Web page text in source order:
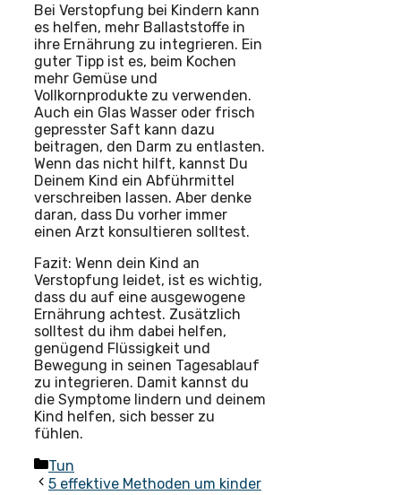
Bei Verstopfung bei Kindern kann
es helfen, mehr Ballaststoffe in
ihre Ernährung zu integrieren. Ein
guter Tipp ist es, beim Kochen
mehr Gemüse und
Vollkornprodukte zu verwenden.
Auch ein Glas Wasser oder frisch
gepresster Saft kann dazu
beitragen, den Darm zu entlasten.
Wenn das nicht hilft, kannst Du
Deinem Kind ein Abführmittel
verschreiben lassen. Aber denke
daran, dass Du vorher immer
einen Arzt konsultieren solltest.
Fazit: Wenn dein Kind an
Verstopfung leidet, ist es wichtig,
dass du auf eine ausgewogene
Ernährung achtest. Zusätzlich
solltest du ihm dabei helfen,
genügend Flüssigkeit und
Bewegung in seinen Tagesablauf
zu integrieren. Damit kannst du
die Symptome lindern und deinem
Kind helfen, sich besser zu
fühlen.
Kategorien
Tun
5 effektive Methoden um kinder